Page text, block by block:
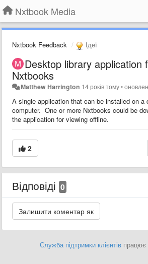
Nxtbook Media
Nxtbook Feedback Ідеї
Desktop library application
Nxtbooks
Matthew Harrington 14 років тому•
A single application that can be installed on a
computer. One or more Nxtbooks could be
the application for viewing offline.
2
Відповіді 0
Служба підтримки клієнтів працює